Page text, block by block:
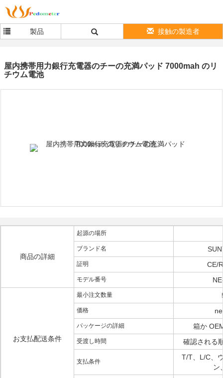
製品 接触の製造者
屋内携帯用力銀行充電器のチーの充満パッド 7000mah のリ
チウム電池
商品の詳細
起源の場所
ブランド名
証明 CE/
モデル番号
お支払配送条件
最小注文数量
価格
パッケージの詳細 箱か
受渡し時間 確認される
支払条件
T/T、L/C、
ン